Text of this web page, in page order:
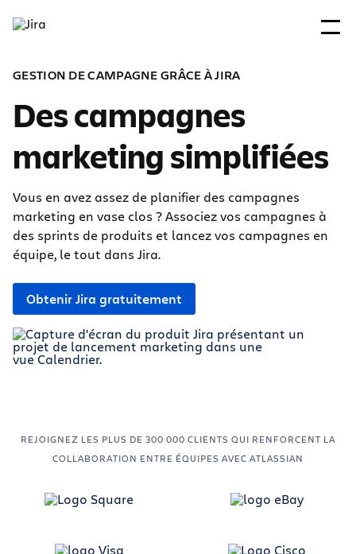
GESTION DE CAMPAGNE GRÂCE À JIRA
Des campagnes
marketing simplifiées
Vous en avez assez de planifier des campagnes
marketing en vase clos ? Associez vos campagnes à
des sprints de produits et lancez vos campagnes en
équipe, le tout dans Jira.
Obtenir Jira gratuitement
REJOIGNEZ LES PLUS DE 300 000 CLIENTS QUI RENFORCENT LA
COLLABORATION ENTRE ÉQUIPES AVEC ATLASSIAN